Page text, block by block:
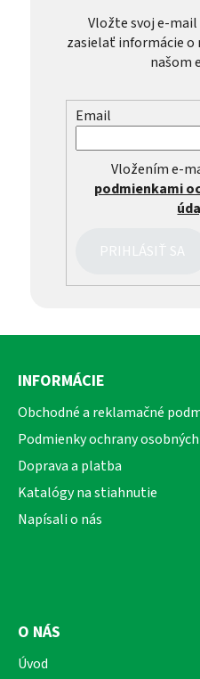
Vložte svoj e-mail
zasielať informácie o
našom
Email
Vložením e-
podmienkami
PRIHLÁSIŤ SA
Z
INFORMÁCIE
Obchodné a reklamačné
Podmienky ochrany
Doprava a platba
Katalógy na stiahnutie
Napísali o nás
O NÁS
Úvod